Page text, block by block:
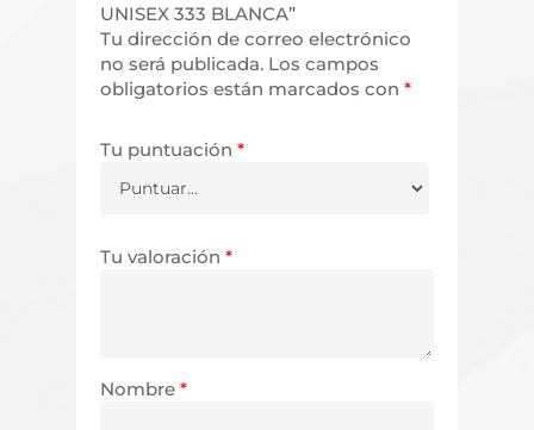
UNISEX 333 BLANCA”
Tu dirección de correo electrónico
no será publicada. Los campos
obligatorios están marcados con *
Tu puntuación *
Tu valoración *
Nombre *